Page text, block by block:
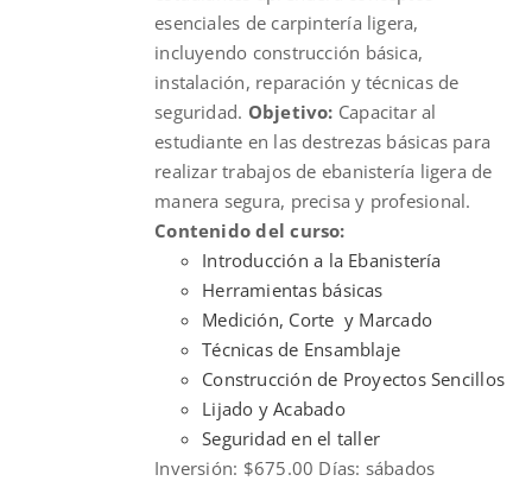
esenciales de carpintería ligera,
incluyendo construcción básica,
instalación, reparación y técnicas de
seguridad. Objetivo: Capacitar al
estudiante en las destrezas básicas para
realizar trabajos de ebanistería ligera de
manera segura, precisa y profesional.
Contenido del curso:
Introducción a la Ebanistería
Herramientas básicas
Medición, Corte y Marcado
Técnicas de Ensamblaje
Construcción de Proyectos Sencillos
Lijado y Acabado
Seguridad en el taller
Inversión: $675.00 Días: sábados